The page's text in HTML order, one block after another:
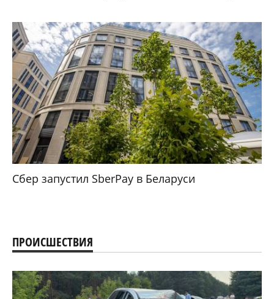
Сбер запустил SberPay в Беларуси
ПРОИСШЕСТВИЯ